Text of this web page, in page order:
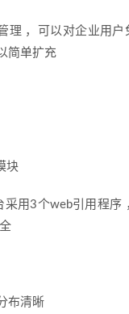
理 ，可以对企业用户
简单扩充
块
采用3个web引用程序
布清晰